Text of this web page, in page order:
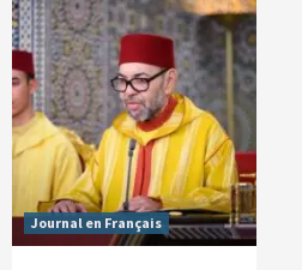
Journal en Français